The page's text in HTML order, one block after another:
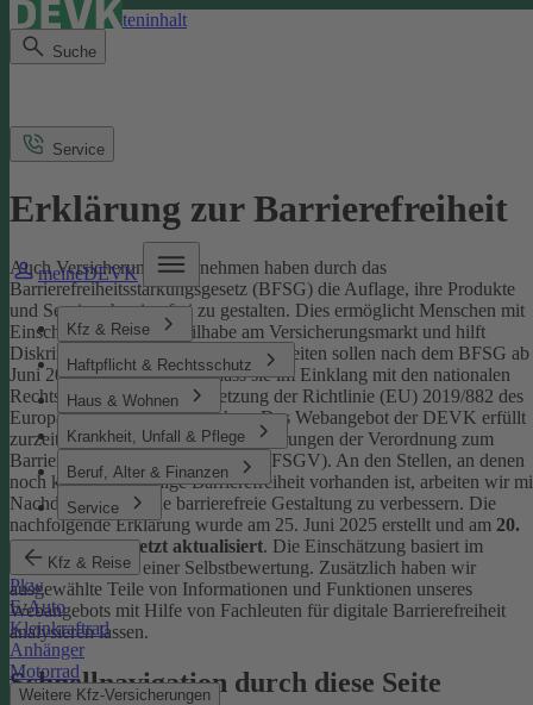
Direkt zum Seiteninhalt
Suche
meineDEVK
Kfz & Reise
Haftpflicht & Rechtsschutz
Haus & Wohnen
Krankheit, Unfall & Pflege
Beruf, Alter & Finanzen
Service
Kfz & Reise
Pkw
E-Auto
Kleinkraftrad
Anhänger
Motorrad
Weitere Kfz-Versicherungen
Service
Erklärung zur Barrierefreiheit
Auch Versicherungsunternehmen haben durch das
Barrierefreiheitsstärkungsgesetz (BFSG) die Auflage, ihre Produkte
und Services barrierefrei zu gestalten. Dies ermöglicht Menschen mit
Einschränkungen die Teilhabe am Versicherungsmarkt und hilft
Diskriminierung abzubauen. Internetseiten sollen nach dem BFSG ab
Juni 2025 so gestaltet sein, dass sie im Einklang mit den nationalen
Rechtsvorschriften zur Umsetzung der Richtlinie (EU) 2019/882 des
Europäischen Parlaments stehen.Das Webangebot der DEVK erfüllt
zurzeit nicht vollständig die Anforderungen der Verordnung zum
Barrierefreiheitsstärkungsgesetz (BFSGV). An den Stellen, an denen
noch keine vollständige Barrierefreiheit vorhanden ist, arbeiten wir
Nachdruck daran, die barrierefreie Gestaltung zu verbessern. Die
nachfolgende Erklärung wurde am 25. Juni 2025 erstellt und am 20.
Januar 2026 zuletzt aktualisiert. Die Einschätzung basiert im
Wesentlichen auf einer Selbstbewertung. Zusätzlich haben wir
ausgewählte Teile von Informationen und Funktionen unseres
Webangebots mit Hilfe von Fachleuten für digitale Barrierefreiheit
analysieren lassen.
Schnellnavigation durch diese Seite